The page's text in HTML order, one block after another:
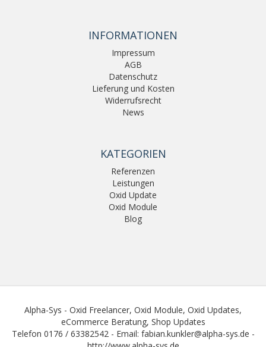
INFORMATIONEN
Impressum
AGB
Datenschutz
Lieferung und Kosten
Widerrufsrecht
News
KATEGORIEN
Referenzen
Leistungen
Oxid Update
Oxid Module
Blog
Alpha-Sys - Oxid Freelancer, Oxid Module, Oxid Updates,
eCommerce Beratung, Shop Updates
Telefon 0176 / 63382542 - Email: fabian.kunkler@alpha-sys.de -